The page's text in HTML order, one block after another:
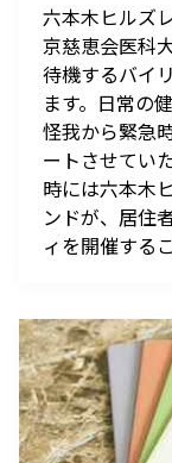
六本木ヒルズ
京慈恵会医科
待機するバイ
ます。日常の
怪我から緊急
ートさせてい
時には六本木
ンドが、居住
ィを開催する